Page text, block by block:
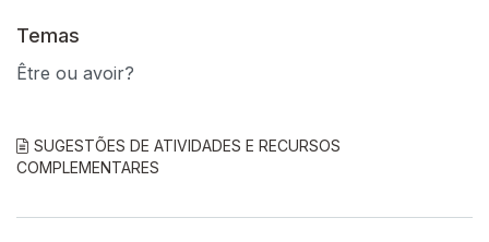
Temas
Être ou avoir?
SUGESTÕES DE ATIVIDADES E RECURSOS
COMPLEMENTARES